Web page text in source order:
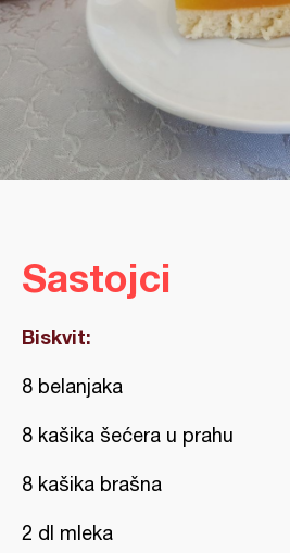
Sastojci
Biskvit:
8 belanjaka
8 kašika šećera u prahu
8 kašika brašna
2 dl mleka